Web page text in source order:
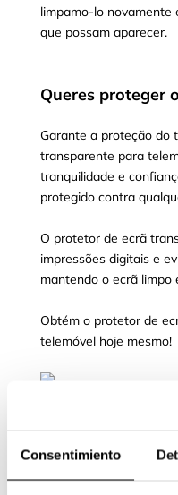
Consentimiento
limpamo-lo novamente
que possam aparecer.
Queres proteger
Garante a proteção do
transparente para
tranquilidade e
protegido contra
O protetor de ecrã
impressões digitais e
mantendo o ecrã limpo
Obtém o protetor de
telemóvel hoje mesmo!
protege o seu